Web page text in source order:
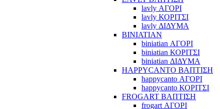
lavly ΑΓΟΡΙ
lavly ΚΟΡΙΤΣΙ
lavly ΔΙΔΥΜΑ
BINIATIAN
biniatian ΑΓΟΡΙ
biniatian ΚΟΡΙΤΣΙ
biniatian ΔΙΔΥΜΑ
HAPPYCANTO ΒΑΠΤΙΣΗ
happycanto ΑΓΟΡΙ
happycanto ΚΟΡΙΤΣΙ
FROGART ΒΑΠΤΙΣΗ
frogart ΑΓΟΡΙ